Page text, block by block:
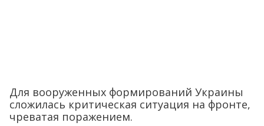
Для вооруженных формирований Украины
сложилась критическая ситуация на фронте,
чреватая поражением.